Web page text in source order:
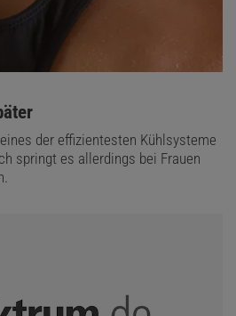
der effizientesten Kühlsysteme
springt es allerdings bei Frauen